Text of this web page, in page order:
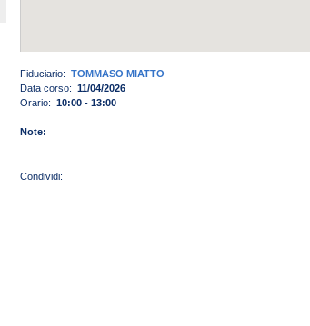
Fiduciario: TOMMASO MIATTO
Data corso: 11/04/2026
Orario: 10:00 - 13:00
Note: